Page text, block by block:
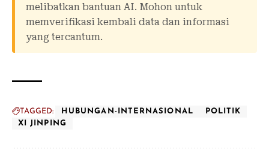
melibatkan bantuan AI. Mohon untuk
memverifikasi kembali data dan informasi
yang tercantum.
TAGGED: HUBUNGAN-INTERNASIONAL
POLITIK
XI JINPING